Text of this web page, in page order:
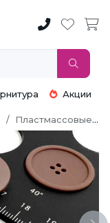
Акции
Пластмассовые пуговицы